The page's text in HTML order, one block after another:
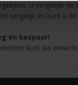
U vergelijkt
vergelijk en kunt u
en bespaar!
kunt via